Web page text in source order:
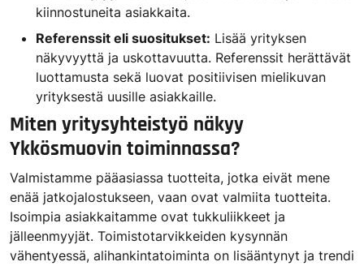
kiinnostuneita asiakkaita.
Referenssit eli suositukset: Lisää yrityksen
näkyvyyttä ja uskottavuutta. Referenssit herättävät
luottamusta sekä luovat positiivisen mielikuvan
yrityksestä uusille asiakkaille.
Miten yritysyhteistyö näkyy
Ykkösmuovin toiminnassa?
Valmistamme pääasiassa tuotteita, jotka eivät mene
enää jatkojalostukseen, vaan ovat valmiita tuotteita.
Isoimpia asiakkaitamme ovat tukkuliikkeet ja
jälleenmyyjät. Toimistotarvikkeiden kysynnän
vähentyessä, alihankintatoiminta on lisääntynyt ja trendi